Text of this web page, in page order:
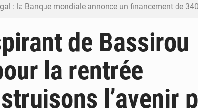
Banque mondiale annonce un financement de 340 milliards FCFA pour soutenir les priorités de la Vision Sénégal 2050
les subventions à l’énergie bondissent à 729 milliards FCFA pour contenir les prix des carburants et de l’électricité
le niveau du fleuve Sénégal poursuit sa montée à Podor, les autorités appellent à la vigilance
: Ousmane Diagne prêtera serment le 11 août comme président du Conseil constitutionnel
de Bassirou
la rentrée
l’avenir